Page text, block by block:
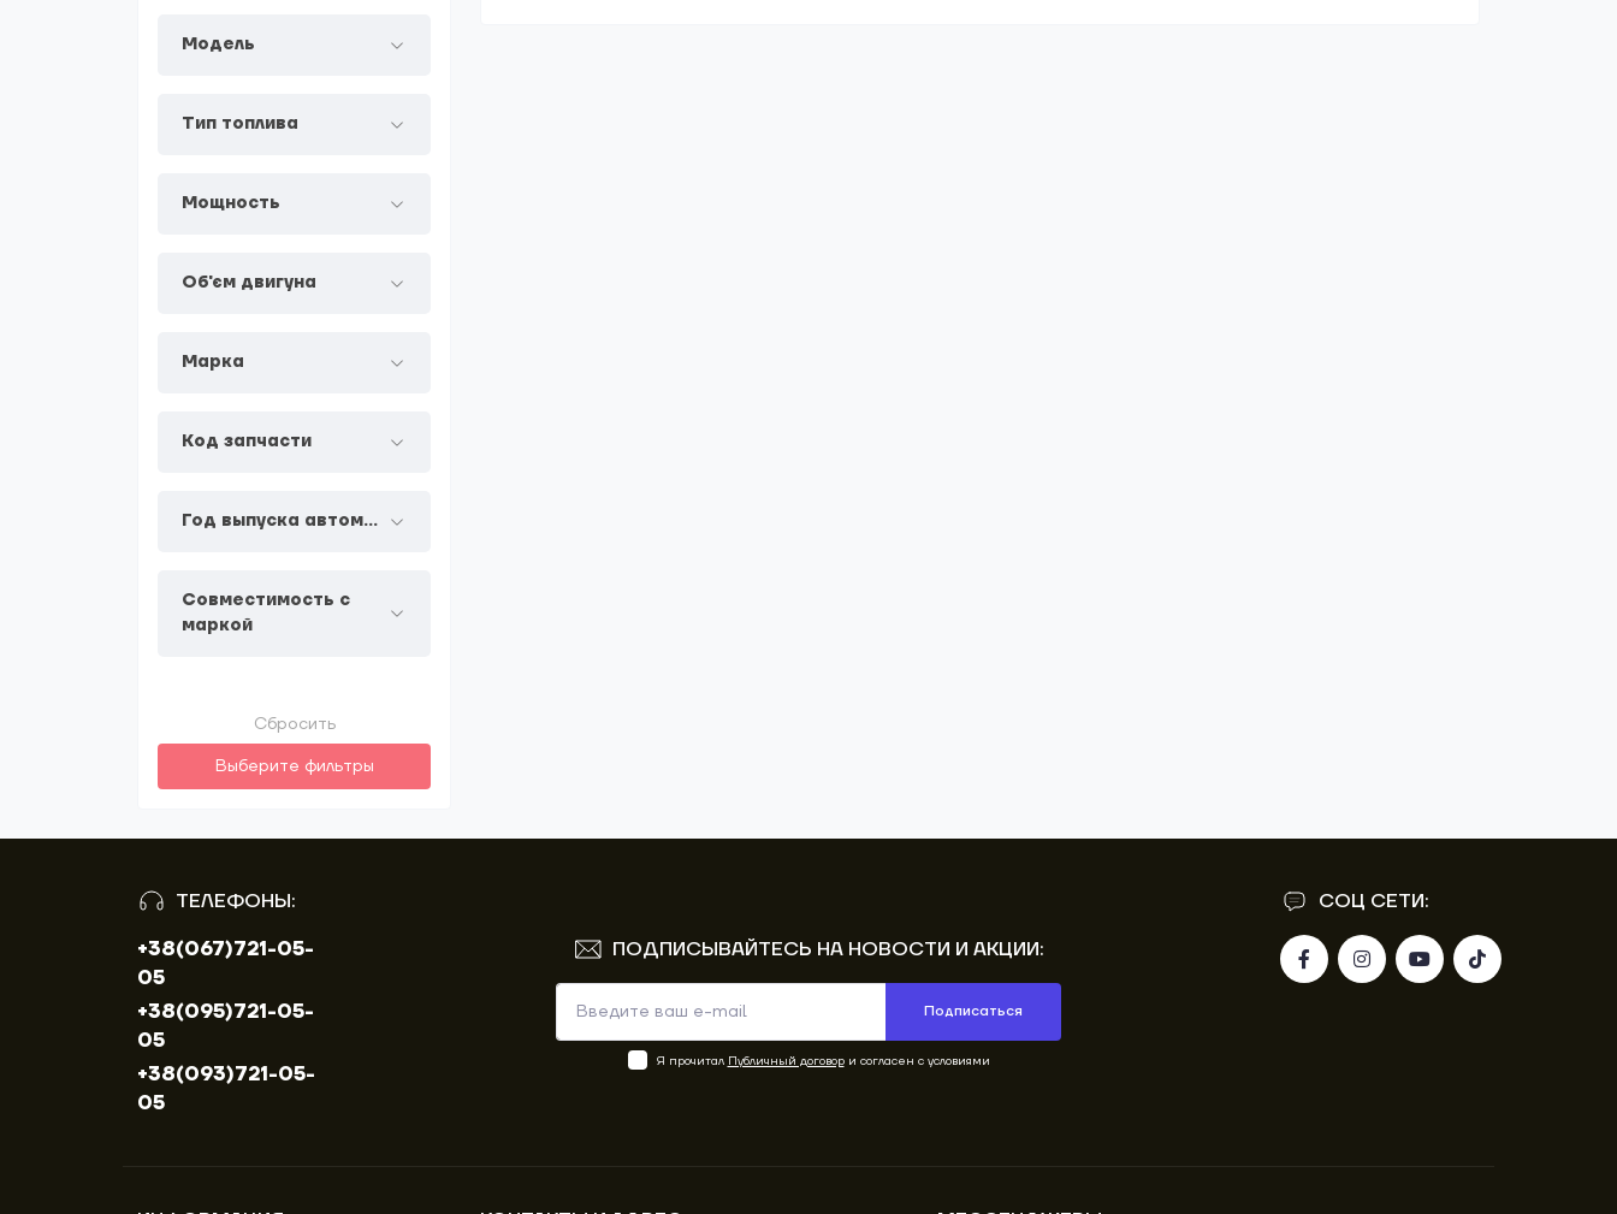
Модель
Тип топлива
Мощность
Об'єм двигуна
Марка
Код запчасти
Год выпуска автомобиля
Совместимость с
маркой
Сбросить
Выберите фильтры
ТЕЛЕФОНЫ:
+38(067)721-05-
05
+38(095)721-05-
05
+38(093)721-05-
05
СОЦ СЕТИ:
ПОДПИСЫВАЙТЕСЬ НА НОВОСТИ И АКЦИИ:
Подписаться
Я прочитал Публичный договори согласен с условиями